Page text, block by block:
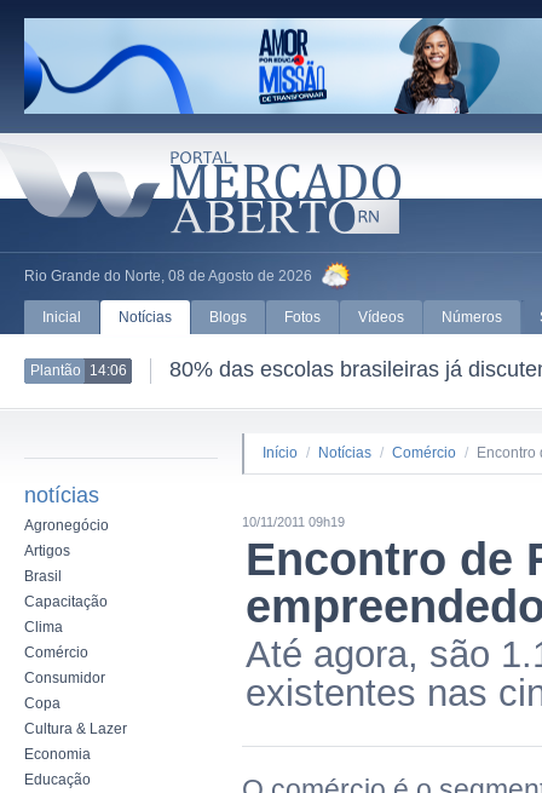
Rio Grande do Norte, 08 de Agosto de 2026
Inicial Notícias Blogs Fotos Vídeos Números
Plantão 14:06 80% das escolas brasileiras já
notícias
Agronegócio
Artigos
Brasil
Capacitação
Clima
Comércio
Consumidor
Copa
Cultura & Lazer
Economia
Educação
Início / Notícias / Comércio / Encontro
10/11/2011 09h19
Encontro de
Até agora, são
existentes nas